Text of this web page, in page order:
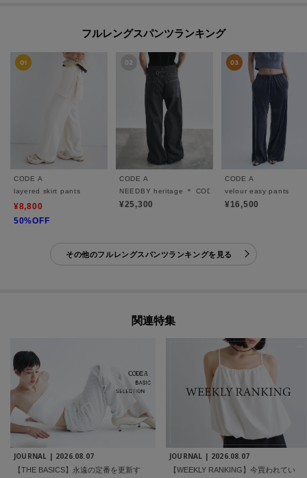
フルレングスパンツランキング
CODE A
layered skirt pants
¥8,800
50%OFF
CODE A
NEEDBY heritage ＊ CODE A｜TSUGUMI
¥25,300
CODE A
velour easy pants
¥16,500
その他のフルレングスパンツランキングを見る
関連特集
JOURNAL | 2026.08.07
【THE BASICS】永遠の定番を更新す
JOURNAL | 2026.08.07
【WEEKLY RANKING】今買われてい